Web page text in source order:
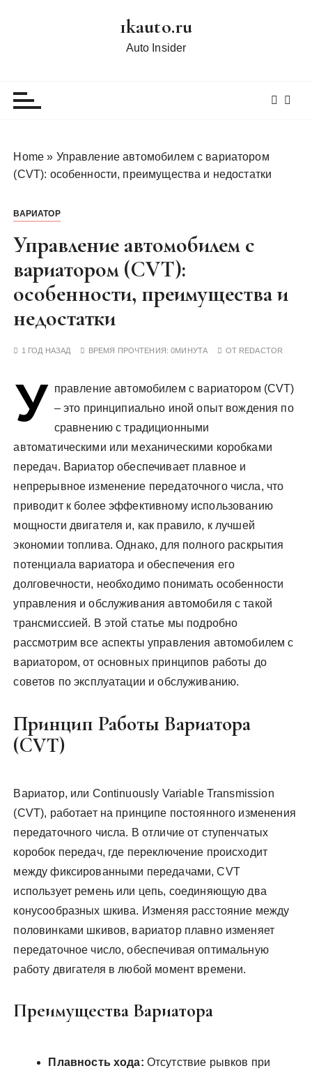
1kauto.ru
Auto Insider
Home » Управление автомобилем с вариатором
(CVT): особенности, преимущества и недостатки
ВАРИАТОР
Управление автомобилем с
вариатором (CVT):
особенности, преимущества и
недостатки
1 ГОД НАЗАД ВРЕМЯ ПРОЧТЕНИЯ:0МИНУТА ОТ REDACTOR
У правление автомобилем с вариатором (CVT)
– это принципиально иной опыт вождения по
сравнению с традиционными
автоматическими или механическими коробками
передач. Вариатор обеспечивает плавное и
непрерывное изменение передаточного числа, что
приводит к более эффективному использованию
мощности двигателя и, как правило, к лучшей
экономии топлива. Однако, для полного раскрытия
потенциала вариатора и обеспечения его
долговечности, необходимо понимать особенности
управления и обслуживания автомобиля с такой
трансмиссией. В этой статье мы подробно
рассмотрим все аспекты управления автомобилем с
вариатором, от основных принципов работы до
советов по эксплуатации и обслуживанию.
Принцип Работы Вариатора
(CVT)
Вариатор, или Continuously Variable Transmission
(CVT), работает на принципе постоянного изменения
передаточного числа. В отличие от ступенчатых
коробок передач, где переключение происходит
между фиксированными передачами, CVT
использует ремень или цепь, соединяющую два
конусообразных шкива. Изменяя расстояние между
половинками шкивов, вариатор плавно изменяет
передаточное число, обеспечивая оптимальную
работу двигателя в любой момент времени.
Преимущества Вариатора
Плавность хода: Отсутствие рывков при